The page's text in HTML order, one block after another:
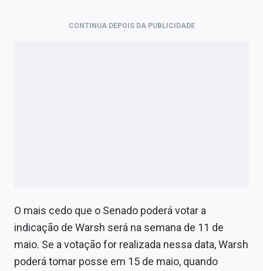
CONTINUA DEPOIS DA PUBLICIDADE
O mais cedo que o Senado poderá votar a
indicação de Warsh será na semana de 11 de
maio. Se a votação for realizada nessa data, Warsh
poderá tomar posse em 15 de maio, quando